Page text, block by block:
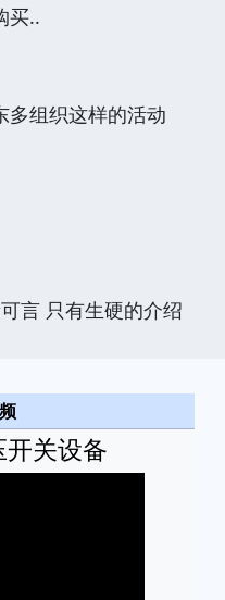
买..
多组织这样的活动
言 只有生硬的介绍
关设备